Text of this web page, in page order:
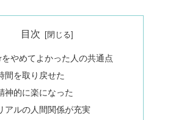
目次
やめてよかった人の共通点
間を取り戻せた
神的に楽になった
アルの人間関係が充実